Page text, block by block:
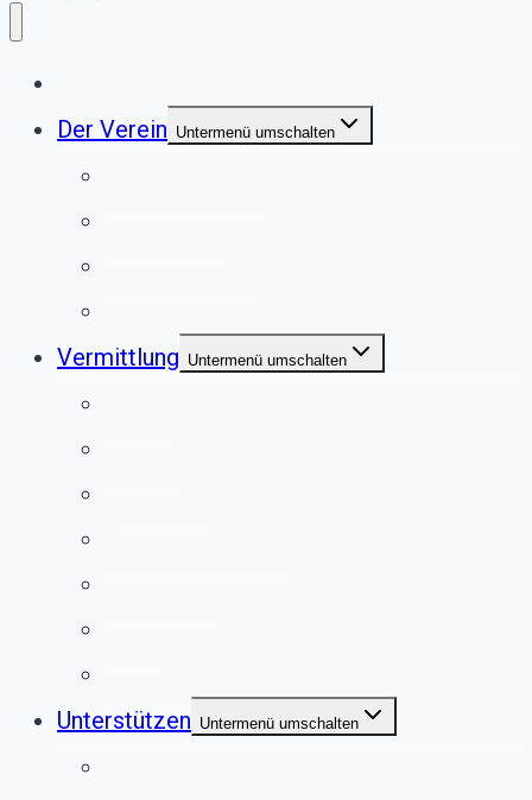
Der Verein Untermenü umschalten
Vermittlung Untermenü umschalten
Unterstützen Untermenü umschalten